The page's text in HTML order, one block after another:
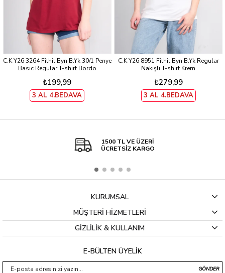
C.K Y26 3264 Fithit Byn B.Yk 30/1 Penye
Basic Regular T-shirt Bordo
₺199,99
3 AL 4.BEDAVA
C.K Y26 8951 Fithit Byn B.Yk Regular
Nakışlı T-shirt Krem
₺279,99
3 AL 4.BEDAVA
1500 TL VE ÜZERİ
ÜCRETSİZ KARGO
KURUMSAL
MÜŞTERİ HİZMETLERİ
GİZLİLİK & KULLANIM
E-BÜLTEN ÜYELİK
GÖNDER